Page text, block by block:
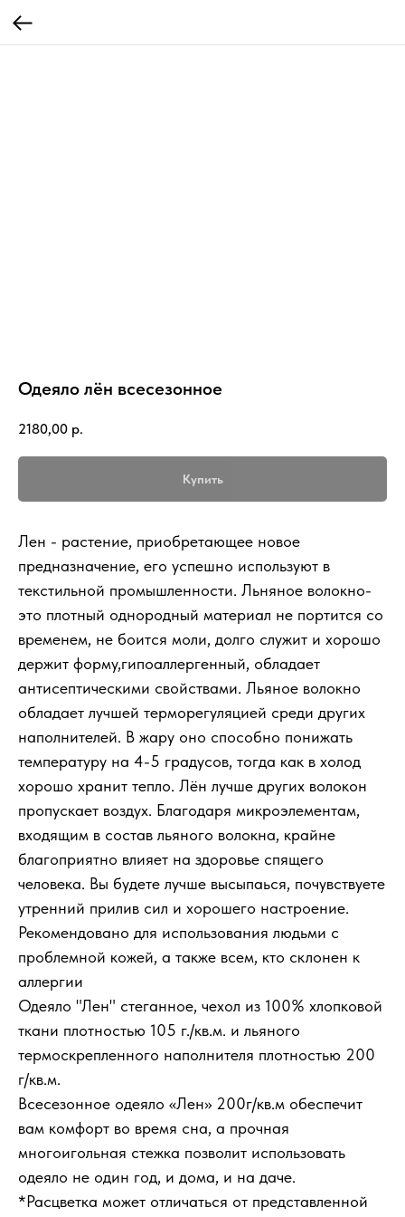
Одеяло лён всесезонное
2180,00 р.
Купить
Лен - растение, приобретающее новое
предназначение, его успешно используют в
текстильной промышленности. Льняное волокно-
это плотный однородный материал не портится со
временем, не боится моли, долго служит и хорошо
держит форму,гипоаллергенный, обладает
антисептическими свойствами. Льяное волокно
обладает лучшей терморегуляцией среди других
наполнителей. В жару оно способно понижать
температуру на 4-5 градусов, тогда как в холод
хорошо хранит тепло. Лён лучше других волокон
пропускает воздух. Благодаря микроэлементам,
входящим в состав льяного волокна, крайне
благоприятно влияет на здоровье спящего
человека. Вы будете лучше высыпаься, почувствуете
утренний прилив сил и хорошего настроение.
Рекомендовано для использования людьми с
проблемной кожей, а также всем, кто склонен к
аллергии
Одеяло "Лен" стеганное, чехол из 100% хлопковой
ткани плотностью 105 г./кв.м. и льяного
термоскрепленного наполнителя плотностью 200
г/кв.м.
Всесезонное одеяло «Лен» 200г/кв.м обеспечит
вам комфорт во время сна, а прочная
многоигольная стежка позволит использовать
одеяло не один год, и дома, и на даче.
*Расцветка может отличаться от представленной